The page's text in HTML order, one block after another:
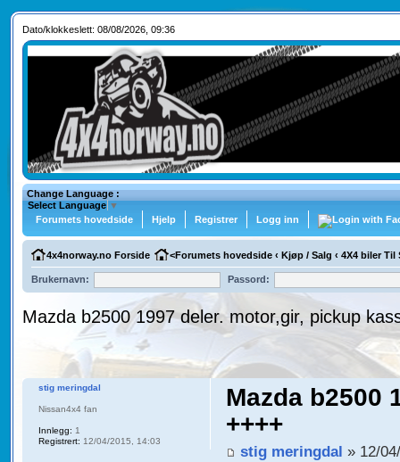
Dato/klokkeslett: 08/08/2026, 09:36
Change Language :
Select Language ▼
Forumets hovedside
Hjelp Registrer Logg inn
4x4norway.no Forside <Forumets hovedside ‹ Kjøp / Salg ‹ 4X4 biler Til
Brukernavn: Passord:
Mazda b2500 1997 deler. motor,gir, pickup
Mazda b2500
++++
stig meringdal » 12/
stig meringdal
Nissan4x4 fan
Innlegg: 1
Registrert: 12/04/2015, 14:03